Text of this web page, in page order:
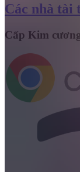
Các nhà tài
Cấp Kim cương